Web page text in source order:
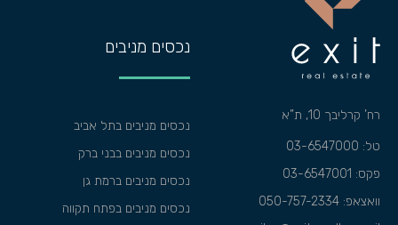
נכסים מניבים
נכסים מניבים בתל אביב
נכסים מניבים בבני ברק
נכסים מניבים ברמת גן
נכסים מניבים בפתח תקווה
רח’ קרליבך 10, ת”א
טל: 03-6547000
פקס: 03-6547001
וואצאפ: 050-757-2334